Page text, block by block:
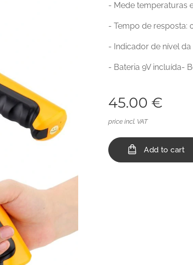
- Mede temperaturas
- Tempo de resposta:
- Indicador de nível da
- Bateria 9V incluída-
45.00 €
price incl. VAT
Add to cart